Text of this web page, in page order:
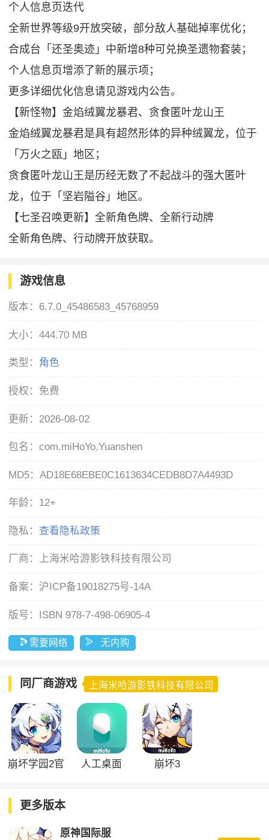
个人信息页迭代
全新世界等级9开放突破，部分敌人基础掉率优化；
合成台「还圣奥迹」中新增8种可兑换圣遗物套装；
个人信息页增添了新的展示项；
更多详细优化信息请见游戏内公告。
【新怪物】金焰绒翼龙暴君、贪食匿叶龙山王
金焰绒翼龙暴君是具有超然形体的异种绒翼龙，位于
「万火之瓯」地区；
贪食匿叶龙山王是历经无数了不起战斗的强大匿叶
龙，位于「坚岩隘谷」地区。
【七圣召唤更新】全新角色牌、全新行动牌
全新角色牌、行动牌开放获取。
游戏信息
版本： 6.7.0_45486583_45768959
大小：444.70 MB
类型： 角色
授权： 免费
更新： 2026-08-02
包名：com.miHoYo.Yuanshen
MD5：AD18E68EBE0C1613634CEDB8D7A4493D
年龄： 12+
隐私： 查看隐私政策
厂商： 上海米哈游影铁科技有限公司
备案： 沪ICP备19018275号-14A
版号： ISBN 978-7-498-06905-4
需要网络 无内购
同厂商游戏 上海米哈游影铁科技有限公司
崩坏学园2官
人工桌面 崩坏3
更多版本
原神国际服